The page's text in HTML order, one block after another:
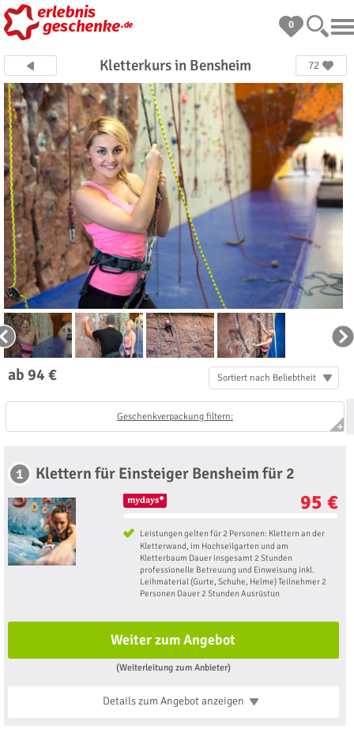
0
Kletterkurs in Bensheim 72
ab 94 € Sortiert nach Beliebtheit
Geschenkverpackung filtern:
1 Klettern für Einsteiger Bensheim für 2
95 €
Leistungen gelten für 2 Personen: Klettern an der
Kletterwand, im Hochseilgarten und am
Kletterbaum Dauer insgesamt 2 Stunden
professionelle Betreuung und Einweisung inkl.
Leihmaterial (Gurte, Schuhe, Helme) Teilnehmer 2
Personen Dauer 2 Stunden Ausrüstun
Weiter zum Angebot
(Weiterleitung zum Anbieter)
Details zum Angebotanzeigen